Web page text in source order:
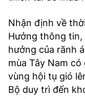
Nhận định về
Hưởng thông
hưởng của rãnh
mùa Tây Nam
vùng hội tụ gió
Bộ duy trì đến